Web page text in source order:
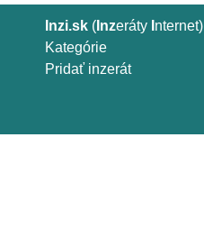
Inzi.sk ( Inzeráty nternet)
Kategórie
Pridať inzerát